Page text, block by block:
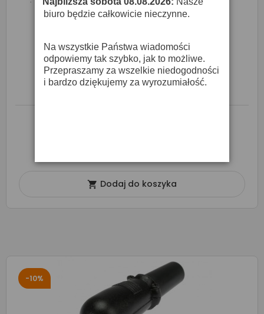
Hicon HI-X3CMV - Wtyk XLR
12,00 zł
 Dodaj do koszyka
-10%
·
biuro będzie całkowicie nieczynne.
Na wszystkie Państwa wiadomości
odpowiemy tak szybko, jak to możliwe.
Przepraszamy za wszelkie niedogodności
i bardzo dziękujemy za wyrozumiałość.